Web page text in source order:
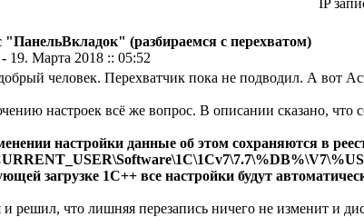
IP
"ПанельВкладок" (разбираемся с перехватом)
19. Марта 2018 :: 05:52
человек. Перехватчик пока не подводил. А вот
настроек всё же вопрос. В описании сказано, что
настройки данные об этом сохраняются в
загрузке 1С++ все настройки будут
решил, что лишняя перезапись ничего не изменит и